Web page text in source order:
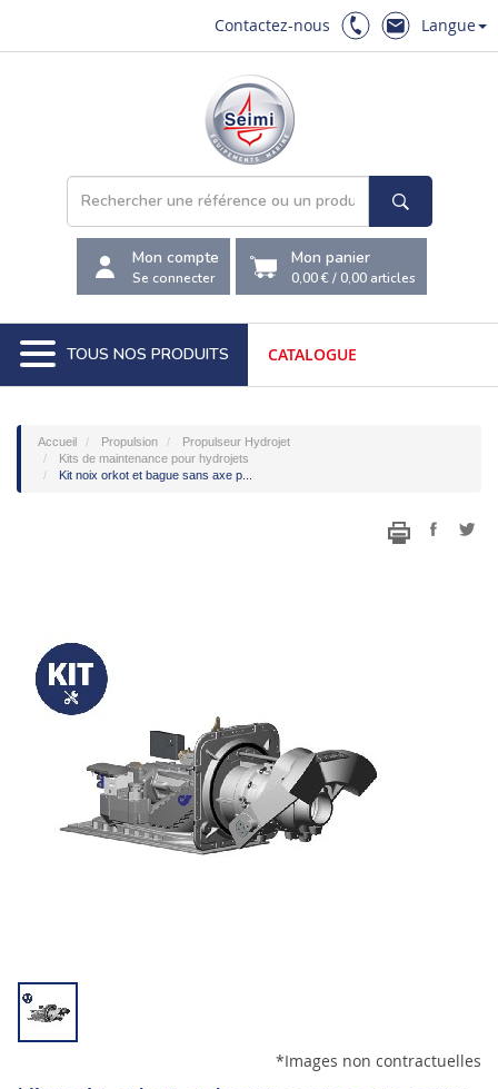
Contactez-nous Langue
Mon compte
Se connecter
Mon panier
0,00 €/0,00 articles
TOUS NOS PRODUITS CATALOGUE
Accueil Propulsion
Propulseur Hydrojet
Kits de maintenance pour hydrojets
Kit noix orkot et bague sans axe p...
*Images non contractuelles